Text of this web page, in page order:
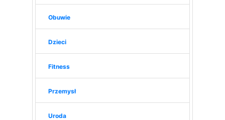
Obuwie
Dzieci
Fitness
Przemysł
Uroda